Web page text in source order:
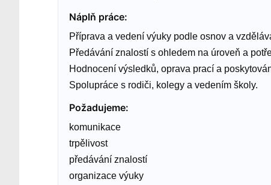
Náplň práce:
Příprava a vedení výuky podle osnov a
Předávání znalostí s ohledem na úroveň a
Hodnocení výsledků, oprava prací a
Spolupráce s rodiči, kolegy a vedením školy.
Požadujeme:
komunikace
trpělivost
předávání znalostí
organizace výuky